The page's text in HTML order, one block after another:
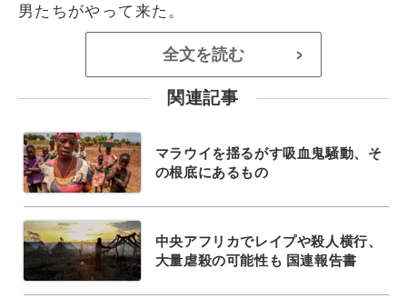
男たちがやって来た。
全文を読む >
関連記事
マラウイを揺るがす吸血鬼騒動、そ
の根底にあるもの
中央アフリカでレイプや殺人横行、
大量虐殺の可能性も 国連報告書